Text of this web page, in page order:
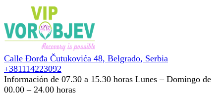
Calle Đorđa Čutukovića 48, Belgrado, Serbia
+381114223092
Información de 07.30 a 15.30 horas Lunes – Domingo de
00.00 – 24.00 horas